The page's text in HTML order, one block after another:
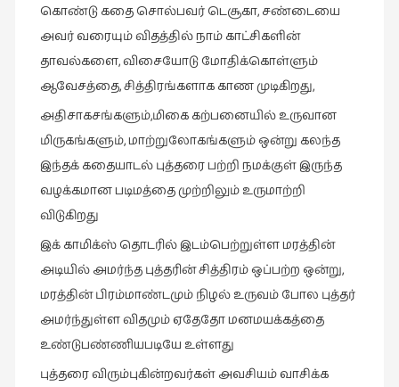
புத்தகக்
காட்சி
தினங்கள்
புனைவுக்குறிப்புகள்
பெயரற்ற
மேகம்
மூத்தோர்
பாடல்
மொழியாக்கம்
கொண்டு கதை சொல்பவர் டெசூகா, சண்டையை
அவர் வரையும் விதத்தில் நாம் காட்சிகளின்
தாவல்களை, விசையோடு மோதிக்கொள்ளும்
ஆவேசத்தை, சித்திரங்களாக காண முடிகிறது,
அதிசாகசங்களும்,மிகை கற்பனையில் உருவான
மிருகங்களும், மாற்றுலோகங்களும் ஒன்று கலந்த
இந்தக் கதையாடல் புத்தரை பற்றி நமக்குள் இருந்த
வழக்கமான படிமத்தை முற்றிலும் உருமாற்றி
விடுகிறது
இக் காமிக்ஸ் தொடரில் இடம்பெற்றுள்ள மரத்தின்
அடியில் அமர்ந்த புத்தரின் சித்திரம் ஒப்பற்ற ஒன்று,
மரத்தின் பிரம்மாண்டமும் நிழல் உருவம் போல புத்தர்
அமர்ந்துள்ள விதமும் ஏதேதோ மனமயக்கத்தை
உண்டுபண்ணியபடியே உள்ளது
புத்தரை விரும்புகின்றவர்கள் அவசியம் வாசிக்க